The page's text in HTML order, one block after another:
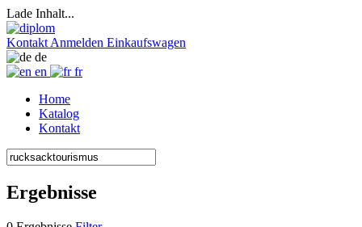
Lade Inhalt...
Kontakt Anmelden Einkaufswagen
de
en
fr
Home
Katalog
Kontakt
Ergebnisse